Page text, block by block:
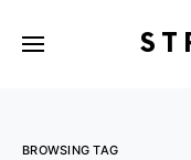
BROWSING TAG